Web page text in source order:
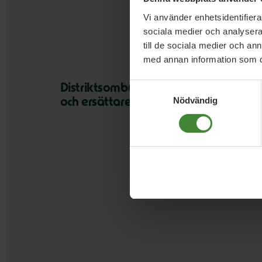
Vi använder
sociala medier och
till de sociala medier och
med annan information som
Samtyckesval
Nödvändig
Distriktsombud ordinarie
och ersättare